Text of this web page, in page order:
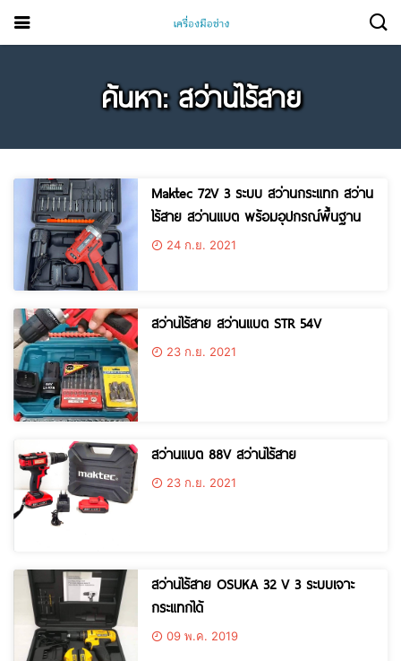
ค้นหา: สว่านไร้สาย
Maktec 72V 3 ระบบ สว่านกระแทก สว่าน
ไร้สาย สว่านแบต พร้อมอุปกรณ์พื้นฐาน
24 ก.ย. 2021
สว่านไร้สาย สว่านแบต STR 54V
23 ก.ย. 2021
สว่านแบต 88V สว่านไร้สาย
23 ก.ย. 2021
สว่านไร้สาย OSUKA 32 V 3 ระบบเจาะ
กระแทกได้
09 พ.ค. 2019